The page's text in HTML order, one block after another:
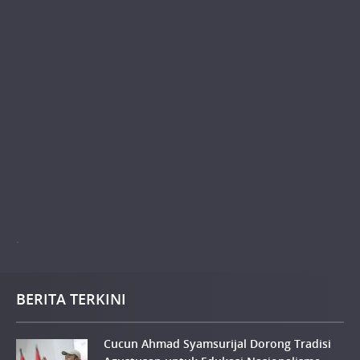
.
BERITA TERKINI
Cucun Ahmad Syamsurijal Dorong Tradisi